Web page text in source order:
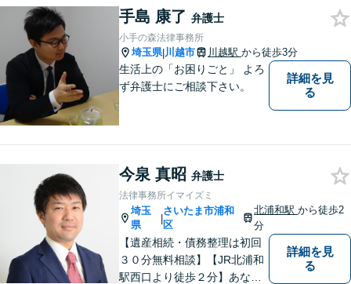
手島 康了 弁護士
小手の森法律事務所
埼玉県|川越市 川越駅 から徒歩3分
生活上の「お困りごと」 よろ
ず弁護士にご相談下さい。
詳細を見
る
今泉 真昭 弁護士
法律事務所イマイズミ
埼玉
県
|
さいたま市浦和
区
北浦和駅から徒歩2
分
【遺産相続・債務整理は初回
３０分無料相談】【JR北浦和
駅西口より徒歩２分】あなた
詳細を見
る